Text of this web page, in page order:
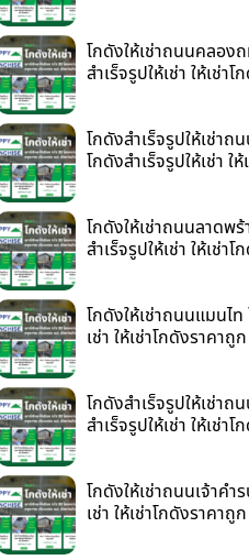
โกดังให้เช่าถนนคลอง
สำเร็จรูปให้เช่า ให้เช่า
โกดังสำเร็จรูปให้เช่าถ
โกดังสำเร็จรูปให้เช่า ใ
โกดังให้เช่าถนนลาดพ
สำเร็จรูปให้เช่า ให้เช่า
โกดังให้เช่าถนนแมนไท
เช่า ให้เช่าโกดังราคาถูก
โกดังสำเร็จรูปให้เช่า
สำเร็จรูปให้เช่า ให้เช่า
โกดังให้เช่าถนนเจ้าคำ
เช่า ให้เช่าโกดังราคาถูก